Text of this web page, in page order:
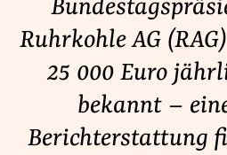
Ruhrkohle AG
25 000 Euro
bekannt –
Berichterstattung